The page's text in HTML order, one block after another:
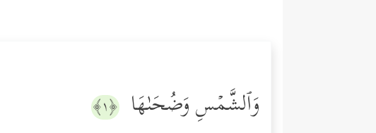
وَٱلشَّمۡسِ وَضُحَىٰهَا ﴿١﴾